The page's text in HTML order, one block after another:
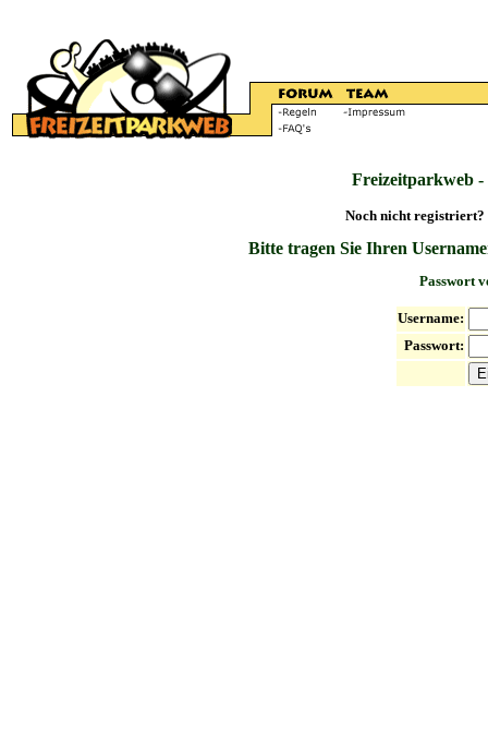
Freizeitparkweb
Noch nicht registriert?
Bitte tragen Sie Ihren
Passwort
Username:
Passwort: